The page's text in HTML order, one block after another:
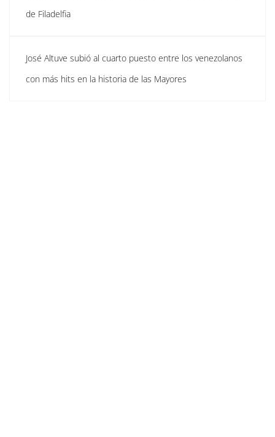
de Filadelfia
José Altuve subió al cuarto puesto entre los venezolanos
con más hits en la historia de las Mayores